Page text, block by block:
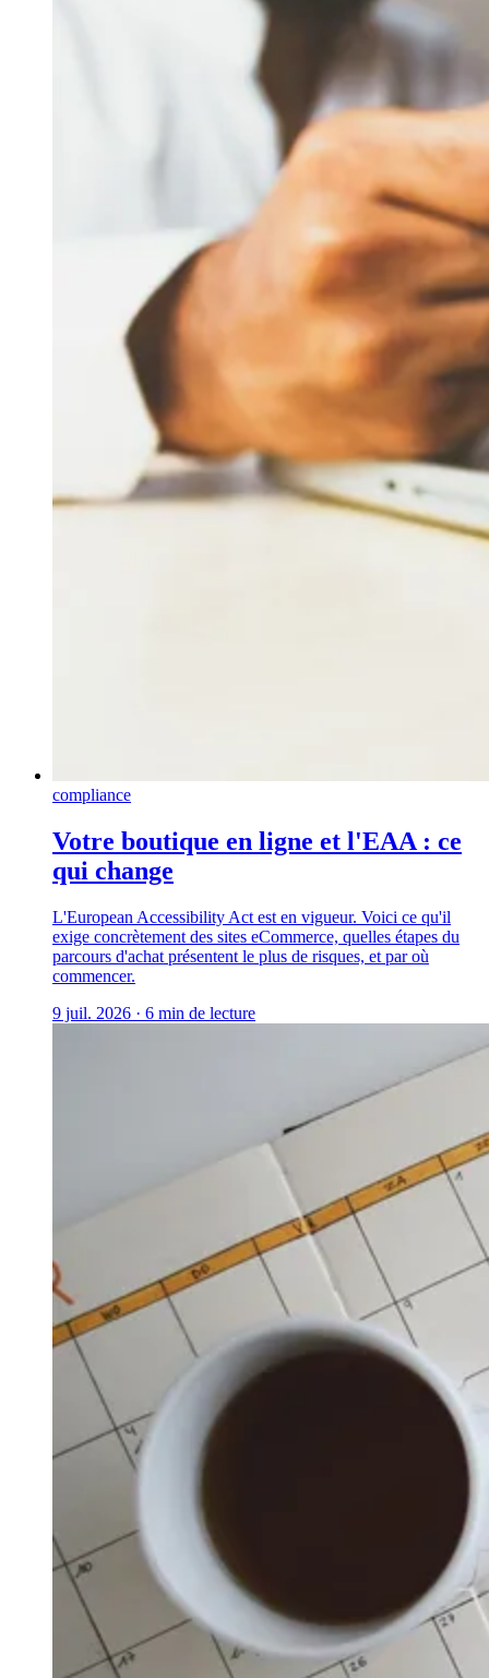
compliance
Votre boutique en ligne et l'EAA : ce
qui change
L'European Accessibility Act est en vigueur. Voici ce qu'il
exige concrètement des sites eCommerce, quelles étapes du
parcours d'achat présentent le plus de risques, et par où
commencer.
9 juil. 2026 · 6 min de lecture